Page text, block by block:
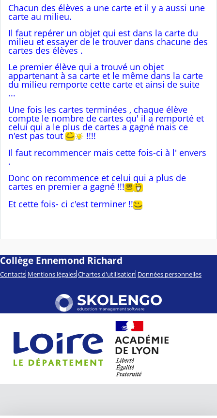
Chacun des élèves a une carte et il y a aussi une
carte au milieu.
Il faut repérer un objet qui est dans la carte du
milieu et essayer de le trouver dans chacune des
cartes des élèves .
Le premier élève qui a trouvé un objet
appartenant à sa carte et le même dans la carte
du milieu remporte cette carte et ainsi de suite
...
Une fois les cartes terminées , chaque élève
compte le nombre de cartes qu' il a remporté et
celui qui a le plus de cartes a gagné mais ce
n'est pas tout
!!!!
Il faut recommencer mais cette fois-ci à l' envers
.
Donc on recommence et celui qui a plus de
cartes en premier a gagné !!!
Et cette fois- ci c'est terminer !!
Collège Ennemond Richard
Contacts Mentions légales Chartes d'utilisation Données personnelles